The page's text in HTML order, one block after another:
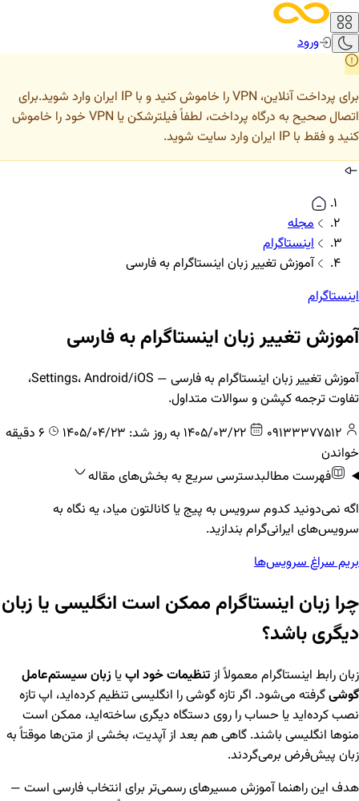
ورود
برای پرداخت آنلاین، VPN را خاموش کنید و با IP ایران وارد شوید.
برای
اتصال صحیح به درگاه پرداخت، لطفاً فیلترشکن یا VPN خود را خاموش
کنید و فقط با IP ایران وارد سایت شوید.
مجله
اینستاگرام
آموزش تغییر زبان اینستاگرام به فارسی
اینستاگرام
آموزش تغییر زبان اینستاگرام به فارسی
آموزش تغییر زبان اینستاگرام به فارسی — Settings، Android/iOS،
تفاوت ترجمه کپشن و سوالات متداول.
به روز شد: 1405/04/23
6 دقیقه
خواندن
فهرست مطالبدسترسی سریع به بخش‌های مقاله
اگه نمی‌دونید کدوم سرویس به پیج یا کانالتون میاد، یه نگاه به
سرویس‌های ایرانی‌گرام بندازید.
بریم سراغ سرویس‌ها
چرا زبان اینستاگرام ممکن است انگلیسی یا زبان
دیگری باشد؟
زبان رابط اینستاگرام معمولاً ازتنظیمات خود اپیا زبان سیستم‌عامل
گوشیگرفته می‌شود. اگر تازه گوشی را انگلیسی تنظیم کرده‌اید، اپ تازه
نصب کرده‌اید یا حساب را روی دستگاه دیگری ساخته‌اید، ممکن است
منوها انگلیسی باشند. گاهی هم بعد از آپدیت، بخشی از متن‌ها موقتاً به
زبان پیش‌فرض برمی‌گردند.
هدف این راهنما آموزش مسیرهای رسمی‌تر برای انتخاب فارسی است —